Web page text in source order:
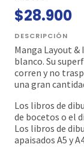
$28.900
DESCRIPCIÓN
Manga Layout
blanco. Su
corren y no
una gran
Los libros de
de bocetos o el
Los libros de
apaisados A5 y